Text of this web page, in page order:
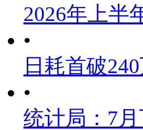
2026年上半
•
日耗首破
•
统计局：7